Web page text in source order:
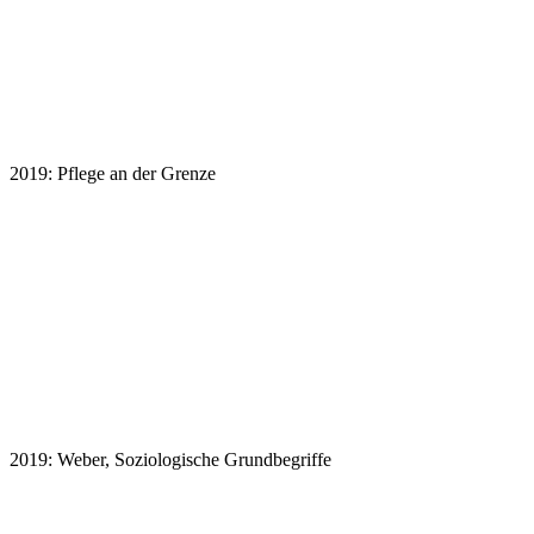
2019: Pflege an der Grenze
2019: Weber, Soziologische Grundbegriffe